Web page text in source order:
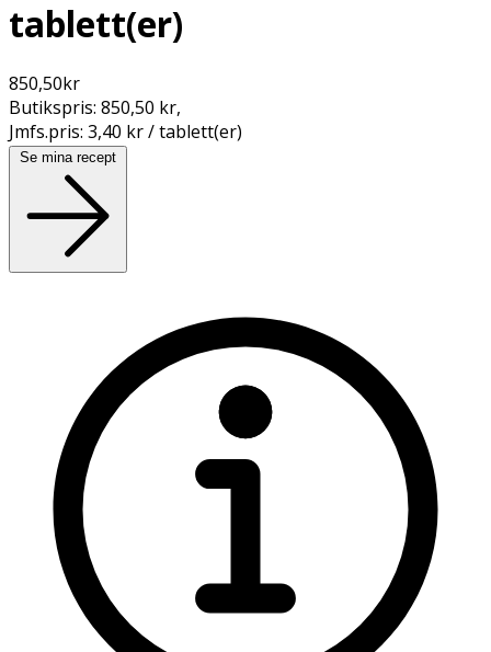
tablett(er)
850,50kr
Butikspris: 850,50 kr,
Jmfs.pris: 3,40 kr / tablett(er)
Se mina recept